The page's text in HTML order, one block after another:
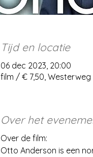
Tijd en locatie
06 dec 2023, 20:00
film / € 7,50, Westerweg
Over het
Over de film:
Otto Anderson is een